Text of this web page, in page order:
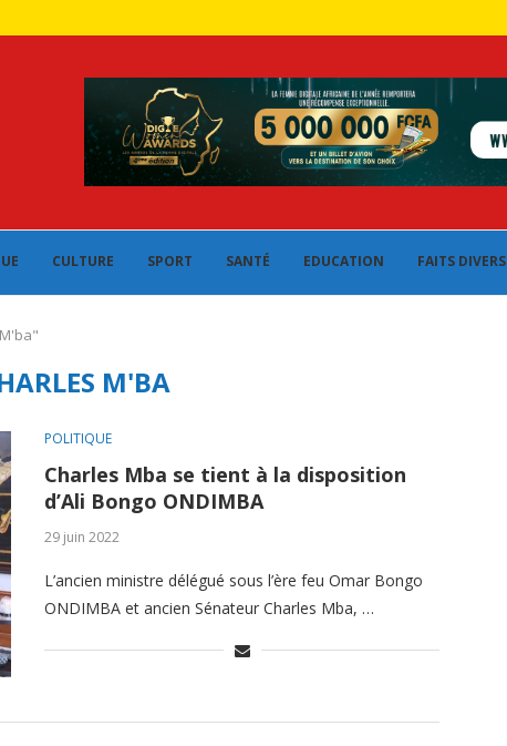
CULTURE SPORT SANTÉ EDUCATION FAITS DIVERS
M'BA
POLITIQUE
Charles Mba se tient à la disposition
d’Ali Bongo ONDIMBA
29 juin 2022
L’ancien ministre délégué sous l’ère feu Omar Bongo
ONDIMBA et ancien Sénateur Charles Mba, …